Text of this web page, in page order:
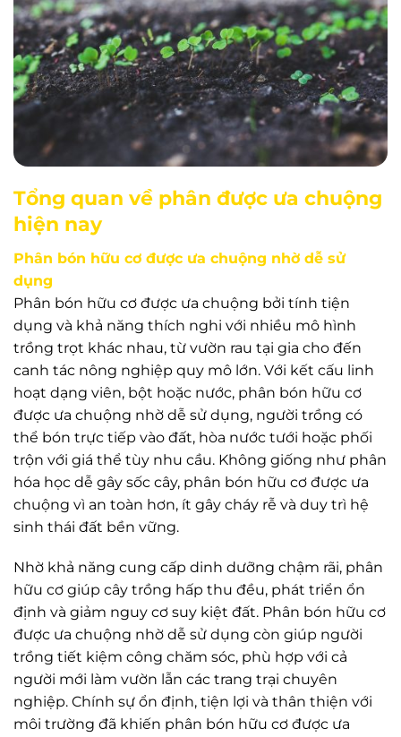
Tổng quan về phân được ưa chuộng
hiện nay
Phân bón hữu cơ được ưa chuộng nhờ dễ sử
dụng
Phân bón hữu cơ được ưa chuộng bởi tính tiện
dụng và khả năng thích nghi với nhiều mô hình
trồng trọt khác nhau, từ vườn rau tại gia cho đến
canh tác nông nghiệp quy mô lớn. Với kết cấu linh
hoạt dạng viên, bột hoặc nước, phân bón hữu cơ
được ưa chuộng nhờ dễ sử dụng, người trồng có
thể bón trực tiếp vào đất, hòa nước tưới hoặc phối
trộn với giá thể tùy nhu cầu. Không giống như phân
hóa học dễ gây sốc cây, phân bón hữu cơ được ưa
chuộng vì an toàn hơn, ít gây cháy rễ và duy trì hệ
sinh thái đất bền vững.
Nhờ khả năng cung cấp dinh dưỡng chậm rãi, phân
hữu cơ giúp cây trồng hấp thu đều, phát triển ổn
định và giảm nguy cơ suy kiệt đất. Phân bón hữu cơ
được ưa chuộng nhờ dễ sử dụng còn giúp người
trồng tiết kiệm công chăm sóc, phù hợp với cả
người mới làm vườn lẫn các trang trại chuyên
nghiệp. Chính sự ổn định, tiện lợi và thân thiện với
môi trường đã khiến phân bón hữu cơ được ưa